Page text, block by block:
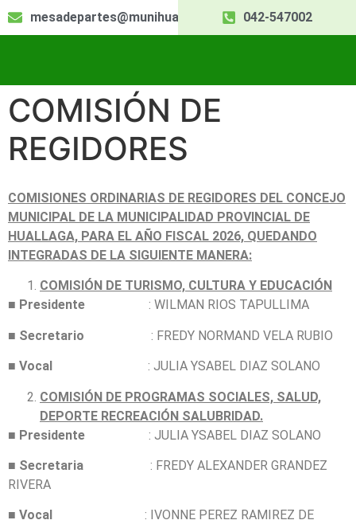
mesadepartes@munihuallaga.gob.pe042-547002
COMISIÓN DE
REGIDORES
COMISIONES ORDINARIAS DE REGIDORES DEL CONCEJO
MUNICIPAL DE LA MUNICIPALIDAD PROVINCIAL DE
HUALLAGA, PARA EL AÑO FISCAL 2026, QUEDANDO
INTEGRADAS DE LA SIGUIENTE MANERA:
COMISIÓN DE TURISMO, CULTURA Y EDUCACIÓN
■ Presidente : WILMAN RIOS TAPULLIMА
■ Secretario : FREDY NORMAND VELA RUBIO
■ Vocal : JULIA YSABEL DIAZ SOLANO
COMISIÓN DE PROGRAMAS SOCIALES, SALUD,
DEPORTE RECREACIÓN SALUBRIDAD.
■ Presidente : JULIA YSABEL DIAZ SOLANO
■ Secretaria : FREDY ALEXANDER GRANDEZ
RIVERA
■ Vocal
: IVONNE PEREZ RAMIREZ DE